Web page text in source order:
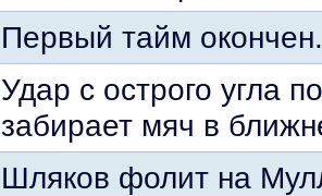
Первый тайм окончен.
Удар с острого угла
забирает мяч в
Шляков фолит на